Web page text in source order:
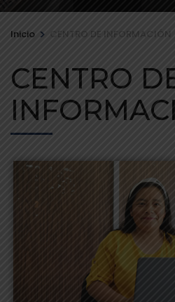
Inicio > CENTRO DE INFORMACIÓN
CENTRO